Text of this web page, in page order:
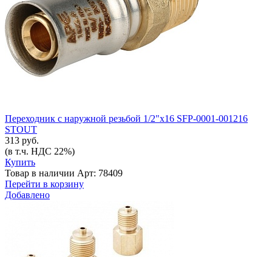
Переходник с наружной резьбой 1/2"х16 SFP-0001-001216
STOUT
313 руб.
(в т.ч. НДС 22%)
Купить
Товар в наличии Арт: 78409
Перейти в корзину
Добавлено